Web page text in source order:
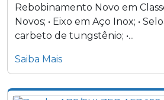
Rebobinamento Novo em
Novos; • Eixo em Aço Inox; •
carbeto de tungstênio; •...
Saiba Mais